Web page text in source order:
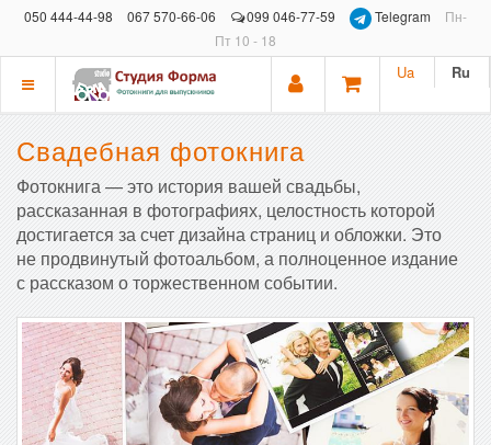
050 444-44-98 067 570-66-06 099 046-77-59 Telegram
Пн-
Пт 10 - 18
Показать
меню
Ua Ru
Свадебная фотокнига
Фотокнига — это история вашей свадьбы,
рассказанная в фотографиях, целостность которой
достигается за счет дизайна страниц и обложки. Это
не продвинутый фотоальбом, а полноценное издание
с рассказом о торжественном событии.